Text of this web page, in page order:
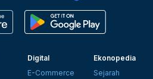
Digital
E-Commerce
Ekonopedia
Sejarah